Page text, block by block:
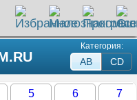
Категория:
AB СD
5 6 7